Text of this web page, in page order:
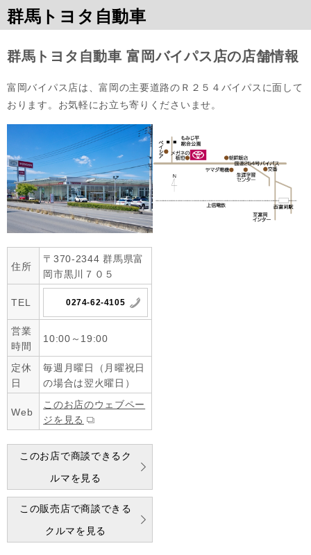
群馬トヨタ自動車
群馬トヨタ自動車 富岡バイパス店の店舗情報
富岡バイパス店は、富岡の主要道路のＲ２５４バイパスに面して
おります。お気軽にお立ち寄りくださいませ。
住所
〒370-2344 群馬県富
岡市黒川７０５
TEL 0274-62-4105
営業
時間
10:00～19:00
定休
日
毎週月曜日（月曜祝日
の場合は翌火曜日）
Web
このお店のウェブペー
ジを見る
このお店で商談できるク
ルマを見る
この販売店で商談できる
クルマを見る